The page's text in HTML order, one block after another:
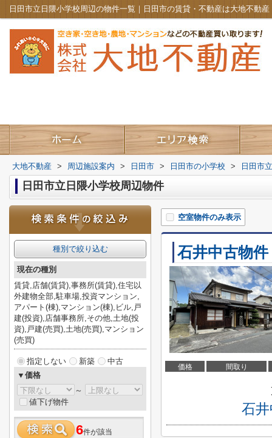
日田市立日隈小学校周辺の物件一覧｜日田市の賃貸・不動産は大地不動産
大地不動産 > 周辺施設案内 > 日田市 > 日田市の小学校 > 日田市
日田市立日隈小学校周辺物件
空室物件のみ表示
石井中古物件
価格 間取り
石
種別で絞り込む
現在の種別
賃貸,店舗(賃貸),事務所(賃貸),住宅以
外建物全部,駐車場,投資マンション,
アパート(棟),マンション(棟),ビル,戸
建(投資),店舗事務所,その他,土地(投
資),戸建(売買),土地(売買),マンション
(売買)
指定しない 新築
中古
▼価格
～
値下げ物件
6件が該当